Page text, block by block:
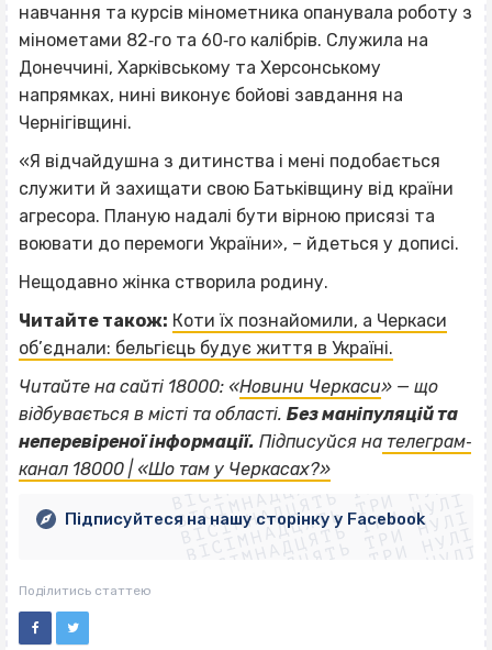
навчання та курсів мінометника опанувала роботу з
мінометами 82‐го та 60‐го калібрів. Служила на
Донеччині, Харківському та Херсонському
напрямках, нині виконує бойові завдання на
Чернігівщині.
«Я відчайдушна з дитинства і мені подобається
служити й захищати свою Батьківщину від країни
агресора. Планую надалі бути вірною присязі та
воювати до перемоги України», – йдеться у дописі.
Нещодавно жінка створила родину.
Читайте також: Коти їх познайомили, а Черкаси
об’єднали: бельгієць будує життя в Україні.
Читайте на сайті 18000: «Новини Черкаси» — що
відбувається в місті та області. Без маніпуляцій та
неперевіреної інформації. Підписуйся на телеграм‐
канал 18000 | «Шо там у Черкасах?»
ВІСІМНАДЦЯТЬ ТРИ НУЛІ
ВІСІМНАДЦЯТЬ ТРИ НУЛІ
ВІСІМНАДЦЯТЬ ТРИ НУЛІ
ВІСІМНАДЦЯТЬ ТРИ НУЛІ
ВІСІМНАДЦЯТЬ ТРИ НУЛІ
ВІСІМНАДЦЯТЬ ТРИ НУЛІ
ВІСІМНАДЦЯТЬ ТРИ НУЛІ
ВІСІМНАДЦЯТЬ ТРИ НУЛІ
Підписуйтеся на нашу сторінку у Facebook
Поділитись статтею